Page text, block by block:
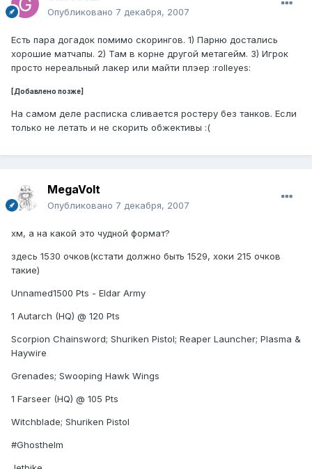
Опубликовано 7 декабря, 2007
Есть пара догадок помимо скорингов. 1) Парню достались
хорошие матчапы. 2) Там в корне другой метагейм. 3) Игрок
просто нереальный лакер или майти плэер :rolleyes:
[Добавлено позже]
На самом деле расписка сливается ростеру без танков. Если
только не летать и не скорить обжективы :(
MegaVolt
Опубликовано 7 декабря, 2007
хм, а на какой это чудной формат?
здесь 1530 очков(кстати должно быть 1529, хоки 215 очков
такие)
Unnamed1500 Pts - Eldar Army
1 Autarch (HQ) @ 120 Pts
Scorpion Chainsword; Shuriken Pistol; Reaper Launcher; Plasma &
Haywire
Grenades; Swooping Hawk Wings
1 Farseer (HQ) @ 105 Pts
Witchblade; Shuriken Pistol
#Ghosthelm